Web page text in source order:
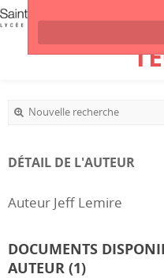
ET
Nouvelle recherche
DÉTAIL DE L'AUTEUR
Auteur Jeff Lemire
DOCUMENTS
AUTEUR (1)